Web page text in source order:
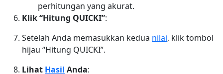
perhitungan yang akurat.
Klik “Hitung QUICKI”:
Setelah Anda memasukkan kedua nilai, klik tombol
hijau “Hitung QUICKI”.
Lihat Hasil Anda: